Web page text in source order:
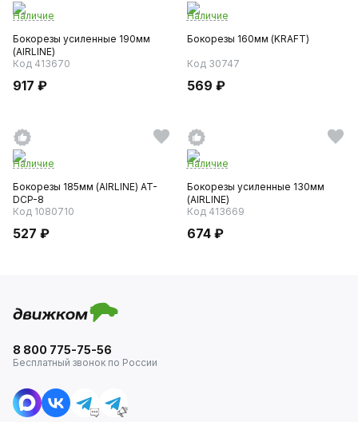
Наличие
Бокорезы усиленные 190мм
(AIRLINE)
Код 413670
917 ₽
Наличие
Бокорезы 160мм (KRAFT)
Код 30747
569 ₽
Наличие
Бокорезы 185мм (AIRLINE) AT-
DCP-8
Код 1080710
527 ₽
Наличие
Бокорезы усиленные 130мм
(AIRLINE)
Код 413669
674 ₽
8 800 775-75-56
Бесплатный звонок по России